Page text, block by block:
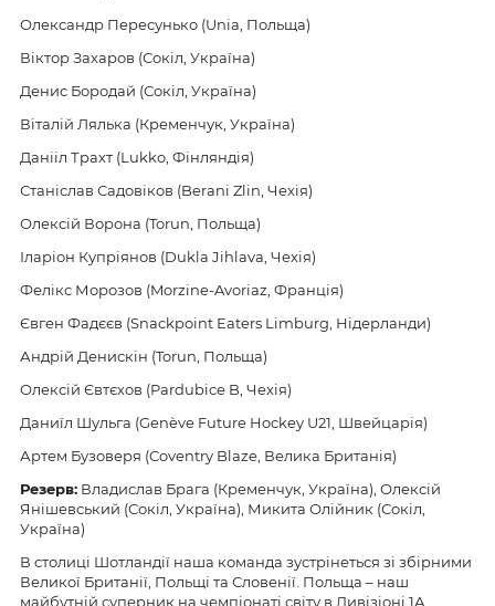
Олександр Пересунько (Unia, Польща)
Віктор Захаров (Сокіл, Україна)
Денис Бородай (Сокіл, Україна)
Віталій Лялька (Кременчук, Україна)
Данііл Трахт (Lukko, Фінляндія)
Станіслав Садовіков (Berani Zlin, Чехія)
Олексій Ворона (Torun, Польща)
Іларіон Купріянов (Dukla Jihlava, Чехія)
Фелікс Морозов (Morzine-Avoriaz, Франція)
Євген Фадєєв (Snackpoint Eaters Limburg, Нідерланди)
Андрій Денискін (Torun, Польща)
Олексій Євтєхов (Pardubice B, Чехія)
Даниїл Шульга (Genève Future Hockey U21, Швейцарія)
Артем Бузоверя (Coventry Blaze, Велика Британія)
Резерв: Владислав Брага (Кременчук, Україна), Олексій
Янішевський (Сокіл, Україна), Микита Олійник (Сокіл,
Україна)
В столиці Шотландії наша команда зустрінеться зі збірними
Великої Британії, Польщі та Словенії. Польща – наш
майбутній суперник на чемпіонаті світу в Дивізіоні 1А,